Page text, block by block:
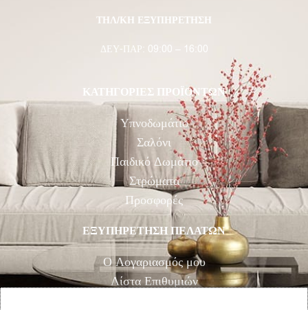
ΤΗΛ/ΚΗ ΕΞΥΠΗΡΕΤΗΣΗ
ΔΕΥ-ΠΑΡ: 09:00 – 16:00
ΚΑΤΗΓΟΡΙΕΣ ΠΡΟΪΟΝΤΩΝ
Υπνοδωμάτιο
Σαλόνι
Παιδικό Δωμάτιο
Στρώματα
Προσφορές
ΕΞΥΠΗΡΕΤΗΣΗ ΠΕΛΑΤΩΝ
Ο Λογαριασμός μου
Λίστα Επιθυμιών